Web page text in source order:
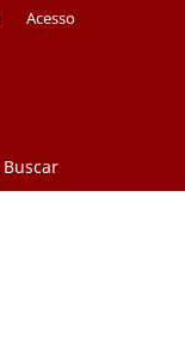
Buscar
Acesso